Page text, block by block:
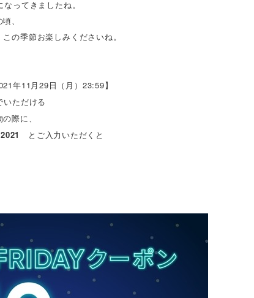
ってきましたね。
、
の季節お楽しみくださいね。
年11月29日（月）23:59】
ただける
際に、
とご入力いただくと